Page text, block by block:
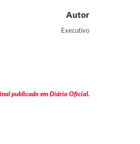
Autor
Executivo
publicado em Diário Oficial.